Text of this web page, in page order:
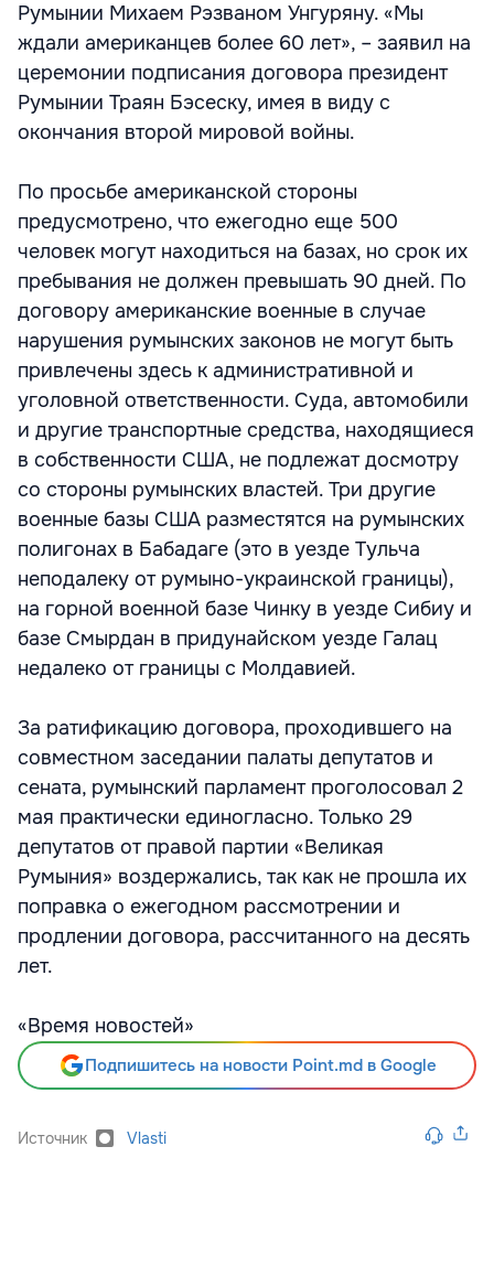
Румынии Михаем Рэзваном Унгуряну. «Мы
ждали американцев более 60 лет», – заявил на
церемонии подписания договора президент
Румынии Траян Бэсеску, имея в виду с
окончания второй мировой войны.
По просьбе американской стороны
предусмотрено, что ежегодно еще 500
человек могут находиться на базах, но срок их
пребывания не должен превышать 90 дней. По
договору американские военные в случае
нарушения румынских законов не могут быть
привлечены здесь к административной и
уголовной ответственности. Суда, автомобили
и другие транспортные средства, находящиеся
в собственности США, не подлежат досмотру
со стороны румынских властей. Три другие
военные базы США разместятся на румынских
полигонах в Бабадаге (это в уезде Тульча
неподалеку от румыно-украинской границы),
на горной военной базе Чинку в уезде Сибиу и
базе Смырдан в придунайском уезде Галац
недалеко от границы с Молдавией.
За ратификацию договора, проходившего на
совместном заседании палаты депутатов и
сената, румынский парламент проголосовал 2
мая практически единогласно. Только 29
депутатов от правой партии «Великая
Румыния» воздержались, так как не прошла их
поправка о ежегодном рассмотрении и
продлении договора, рассчитанного на десять
лет.
«Время новостей»
Подпишитесь на новости Point.md в Google
Источник Vlasti